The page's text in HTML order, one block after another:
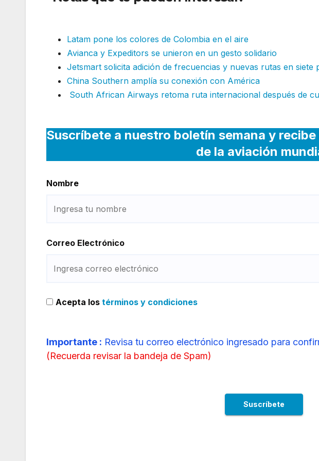
Latam pone los colores de Colombia en el aire
Avianca y Expeditors se unieron en un gesto solidario
Jetsmart solicita adición de frecuencias y nuevas rutas en siete
China Southern amplía su conexión con América
South African Airways retoma ruta internacional después de
Suscríbete a nuestro boletín semana y
de la aviación
Nombre
Correo Electrónico
Acepta los términos y condiciones
Importante : Revisa tu correo electrónico ingresado para
(Recuerda revisar la bandeja de Spam)